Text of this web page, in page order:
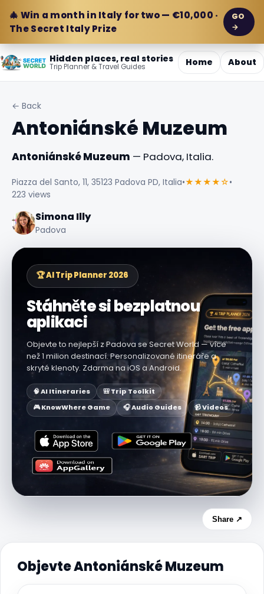
🎄 Win a month in Italy for two — €10,000 ·
The Secret Italy Prize
GO
→
Hidden places, real stories
Trip Planner & Travel Guides Home About
← Back
Antoniánské Muzeum
Antoniánské Muzeum — Padova, Italia.
Piazza del Santo, 11, 35123 Padova PD, Italia•★★★★☆•
223 views
Simona Illy
Padova
🏆 AI Trip Planner 2026
Stáhněte si bezplatnou
aplikaci
Objevte to nejlepší z Padova se Secret World — více
než 1 milion destinací. Personalizované itineráře a
skryté klenoty. Zdarma na iOS a Android.
🧠 AI Itineraries
🎒 Trip Toolkit
🎮 KnowWhere Game
🎧 Audio Guides 📹 Videos
Share ↗
Objevte Antoniánské Muzeum